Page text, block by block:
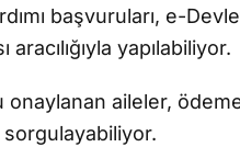
başvuruları, e-
aracılığıyla yapılabiliyor.
aileler,